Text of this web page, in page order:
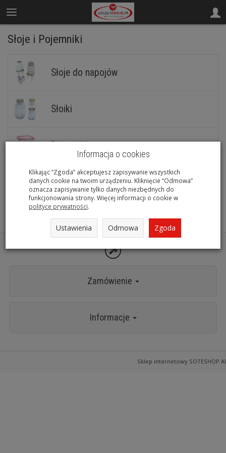
Słoje i Pojemniki
Słoje do napojów
Słoiki
Pojemniki
Przyprawniki
Zamówienie
Informacje
Sklep internetowy SOTESHOP AI
Informacja o cookies
Klikając “Zgoda” akceptujesz zapisywanie wszystkich
danych cookie na twoim urządzeniu. Kliknięcie “Odmowa”
oznacza zapisywanie tylko danych niezbędnych do
funkcjonowania strony. Więcej informacji o cookie w
polityce prywatności.
Ustawienia Odmowa Zgoda